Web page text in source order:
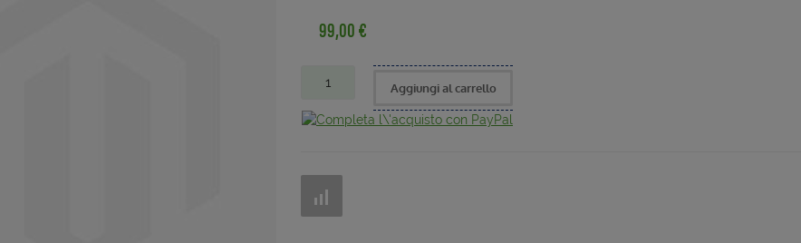
99,00 €
Aggiungi al carrello